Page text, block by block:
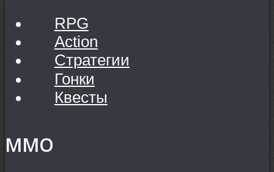
RPG
Action
Стратегии
Гонки
Квесты
MMO